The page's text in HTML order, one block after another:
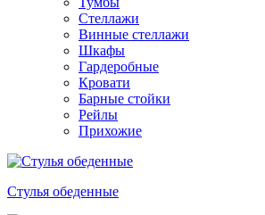
Стеллажи
Винные стеллажи
Шкафы
Гардеробные
Кровати
Барные стойки
Рейлы
Прихожие
Стулья обеденные